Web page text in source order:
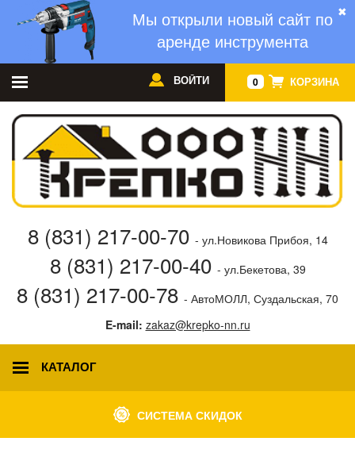
✖
Мы открыли новый сайт по
аренде инструмента
0 КОРЗИНА
ВОЙТИ
8 (831) 217-00-70 - ул.Новикова Прибоя, 14
8 (831) 217-00-40 - ул.Бекетова, 39
8 (831) 217-00-78 - АвтоМОЛЛ, Суздальская, 70
E-mail: zakaz@krepko-nn.ru
КАТАЛОГ
СИСТЕМА СКИДОК